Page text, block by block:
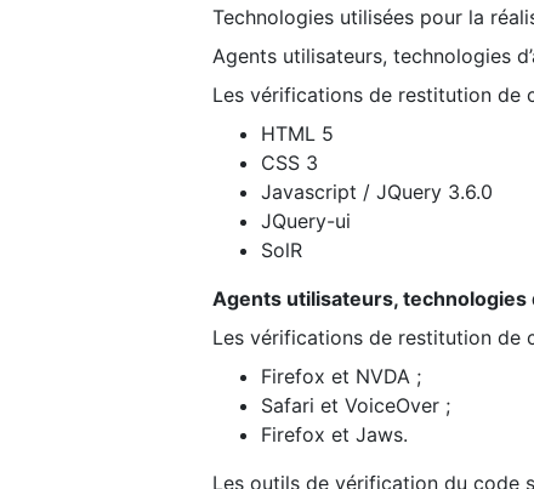
Technologies utilisées pour la
Agents utilisateurs, technologies
Les vérifications de restitution de
HTML 5
CSS 3
Javascript / JQuery 3.6.0
JQuery-ui
SolR
Agents utilisateurs, technologies
Les vérifications de restitution de
Firefox et NVDA ;
Safari et VoiceOver ;
Firefox et Jaws.
Les outils de vérification du code